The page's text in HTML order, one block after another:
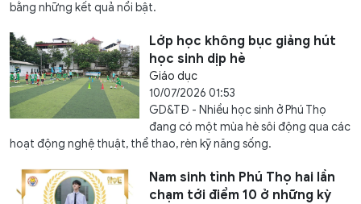
bằng những kết quả nổi bật.
Lớp học không bục giảng hút
học sinh dịp hè
Giáo dục
10/07/2026 01:53
GD&TĐ - Nhiều học sinh ở Phú Thọ
đang có một mùa hè sôi động qua các
hoạt động nghệ thuật, thể thao, rèn kỹ năng sống.
Nam sinh tỉnh Phú Thọ hai lần
chạm tới điểm 10 ở những kỳ